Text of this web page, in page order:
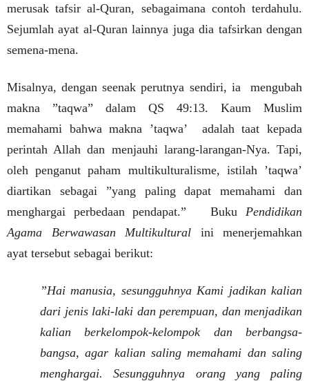
merusak tafsir al-Quran, sebagaimana contoh terdahulu.
Sejumlah ayat al-Quran lainnya juga dia tafsirkan dengan
semena-mena.
Misalnya, dengan seenak perutnya sendiri, ia
mengubah
makna ”taqwa” dalam QS 49:13. Kaum Muslim
memahami bahwa makna ’taqwa’
adalah taat kepada
perintah Allah dan menjauhi larang-larangan-Nya. Tapi,
oleh penganut paham multikulturalisme, istilah ’taqwa’
diartikan sebagai ”yang paling dapat memahami dan
menghargai perbedaan pendapat.”
BukuPendidikan
Agama Berwawasan Multikultural ini menerjemahkan
ayat tersebut sebagai berikut:
”Hai manusia, sesungguhnya Kami jadikan kalian
dari jenis laki-laki dan perempuan, dan menjadikan
kalian berkelompok-kelompok dan berbangsa-
bangsa, agar kalian saling memahami dan saling
menghargai. Sesungguhnya orang yang paling